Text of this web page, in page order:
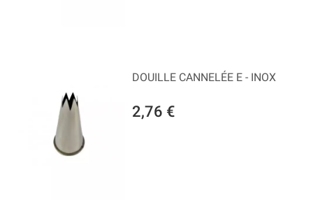
2,76 €
DOUILLE CANNELÉE E - INOX